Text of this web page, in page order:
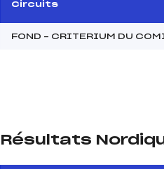
Circuits
FOND – CRITERIUM DU
Résultats